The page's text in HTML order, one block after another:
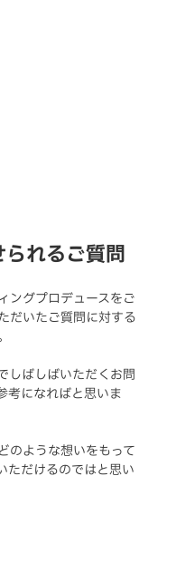
れるご質問
ングプロデュースをご
だいたご質問に対する
しばしばいただくお問
考になればと思いま
のような想いをもって
ただけるのではと思い